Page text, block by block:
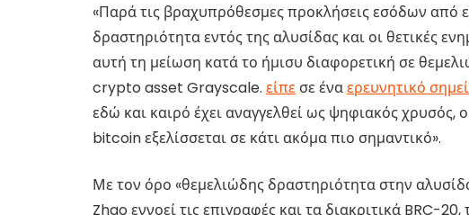
«Παρά τις βραχυπρόθεσμες προκλήσεις εσόδων από
δραστηριότητα εντός της αλυσίδας και οι θετικές
αυτή τη μείωση κατά το ήμισυ διαφορετική σε
crypto asset Grayscale. είπε σε έναερευνητικό
εδώ και καιρό έχει αναγγελθεί ως ψηφιακός χρυσός,
bitcoin εξελίσσεται σε κάτι ακόμα πιο σημαντικό».
Με τον όρο «θεμελιώδης δραστηριότητα στην
Zhao εννοεί τις επιγραφές και τα διακριτικά BRC-